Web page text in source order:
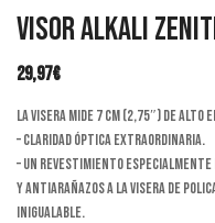
Visor ALKALI
29,97€
La visera mide 7 cm (2,75″) de
– Claridad óptica extraordinaria.
– Un revestimiento
y antiarañazos a la visera de
inigualable.